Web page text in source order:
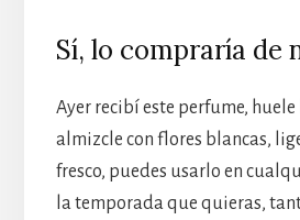
Sí, lo compraría de
Ayer recibí este perfume, huele
almizcle con flores blancas,
fresco, puedes usarlo en
la temporada que quieras,